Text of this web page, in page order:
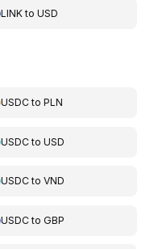
LINKtoUSD
USDCtoPLN
USDCtoUSD
USDCtoVND
USDCtoGBP